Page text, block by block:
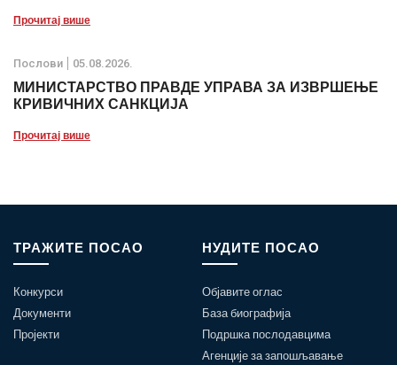
Прочитај више
Послови 05.08.2026.
МИНИСТАРСТВО ПРАВДЕ УПРАВА ЗА ИЗВРШЕЊЕ
КРИВИЧНИХ САНКЦИЈА
Прочитај више
ТРАЖИТЕ ПОСАО
Конкурси
Документи
Пројекти
НУДИТЕ ПОСАО
Објавите оглас
База биографија
Подршка послодавцима
Агенције за запошљавање